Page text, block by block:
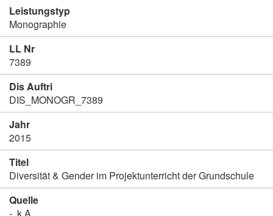
Leistungstyp
Monographie
LL Nr
7389
Dis Auftri
DIS_MONOGR_7389
Jahr
2015
Titel
Diversität & Gender im Projektunterricht der Grundschule
Quelle